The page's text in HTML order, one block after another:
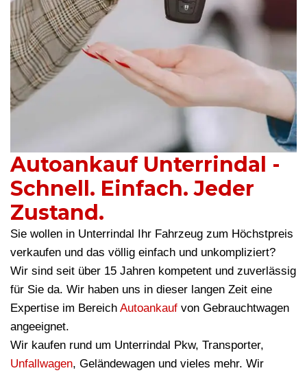
Autoankauf Unterrindal -
Schnell. Einfach. Jeder
Zustand.
Sie wollen in Unterrindal Ihr Fahrzeug zum Höchstpreis
verkaufen und das völlig einfach und unkompliziert?
Wir sind seit über 15 Jahren kompetent und zuverlässig
für Sie da. Wir haben uns in dieser langen Zeit eine
Expertise im Bereich Autoankauf von Gebrauchtwagen
angeeignet.
Wir kaufen rund um Unterrindal Pkw, Transporter,
Unfallwagen, Geländewagen und vieles mehr. Wir